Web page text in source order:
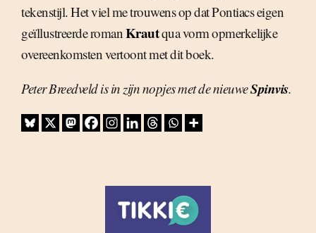
tekenstijl. Het viel me trouwens op dat Pontiacs eigen
geïllustreerde romanKrautqua vorm opmerkelijke
overeenkomsten vertoont met dit boek.
Peter Breedveld is in zijn nopjes met de nieuweSpinvis.